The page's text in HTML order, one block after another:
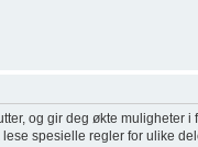
og gir deg økte
spesielle regler for ulike